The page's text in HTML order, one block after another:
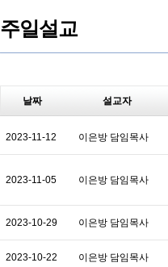
주일설교
날짜 설교자
2023-11-12 이은방 담임목사
2023-11-05 이은방 담임목사
2023-10-29 이은방 담임목사
2023-10-22 이은방 담임목사